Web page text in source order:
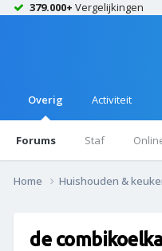
379.000+ Vergelijkingen
Overig
Forums Staf
Activiteit
Home Huishouden &
de